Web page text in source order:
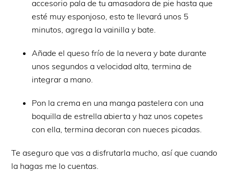
accesorio pala de tu amasadora de pie hasta que
esté muy esponjoso, esto te llevará unos 5
minutos, agrega la vainilla y bate.
Añade el queso frío de la nevera y bate durante
unos segundos a velocidad alta, termina de
integrar a mano.
Pon la crema en una manga pastelera con una
boquilla de estrella abierta y haz unos copetes
con ella, termina decoran con nueces picadas.
Te aseguro que vas a disfrutarla mucho, así que cuando
la hagas me lo cuentas.